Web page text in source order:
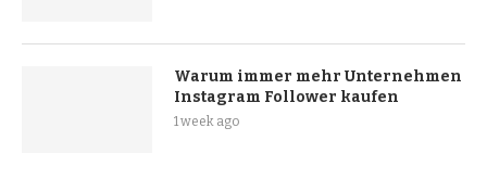
Warum immer mehr Unternehmen
Instagram Follower kaufen
1 week ago